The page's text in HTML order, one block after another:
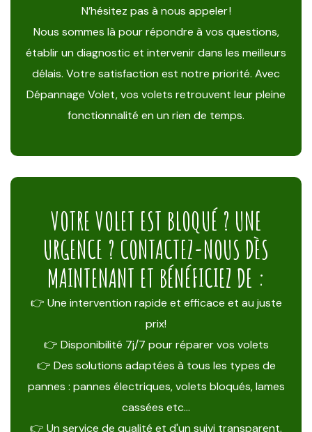
N’hésitez pas à nous appeler !
Nous sommes là pour répondre à vos questions,
établir un diagnostic et intervenir dans les meilleurs
délais. Votre satisfaction est notre priorité. Avec
Dépannage Volet, vos volets retrouvent leur pleine
fonctionnalité en un rien de temps.
VOTRE VOLET EST BLOQUÉ ? UNE
URGENCE ? CONTACTEZ-NOUS DÈS
MAINTENANT ET BÉNÉFICIEZ DE :
👉 Une intervention rapide et efficace et au juste
prix!
👉 Disponibilité 7j/7 pour réparer vos volets
👉 Des solutions adaptées à tous les types de
pannes : pannes électriques, volets bloqués, lames
cassées etc…
👉 Un service de qualité et d'un suivi transparent.